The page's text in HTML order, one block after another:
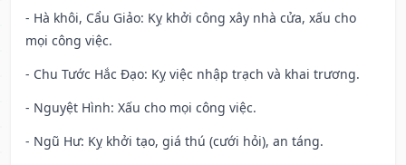
- Hà khôi, Cẩu Giảo: Kỵ khởi công xây nhà cửa, xấu cho
mọi công việc.
- Chu Tước Hắc Đạo: Kỵ việc nhập trạch và khai trương.
- Nguyệt Hình: Xấu cho mọi công việc.
- Ngũ Hư: Kỵ khởi tạo, giá thú (cưới hỏi), an táng.